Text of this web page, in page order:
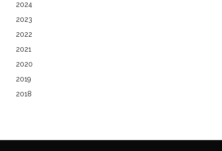
2024
2023
2022
2021
2020
2019
2018